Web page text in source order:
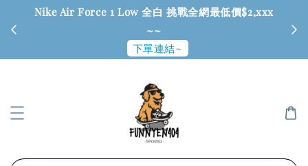
Nike Air Force 1 Low 全白 挑戰全網最低價$2,xxx
~~
下單連結~